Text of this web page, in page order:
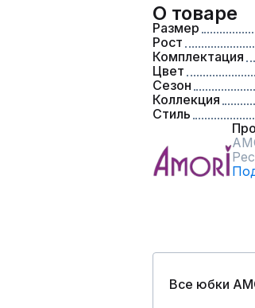
О товаре
Размер
Рост
Комплектация
Цвет
Сезон
Коллекция
Стиль
Все юбки